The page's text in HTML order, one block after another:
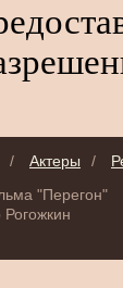
/ Актеры /
"Перегон"